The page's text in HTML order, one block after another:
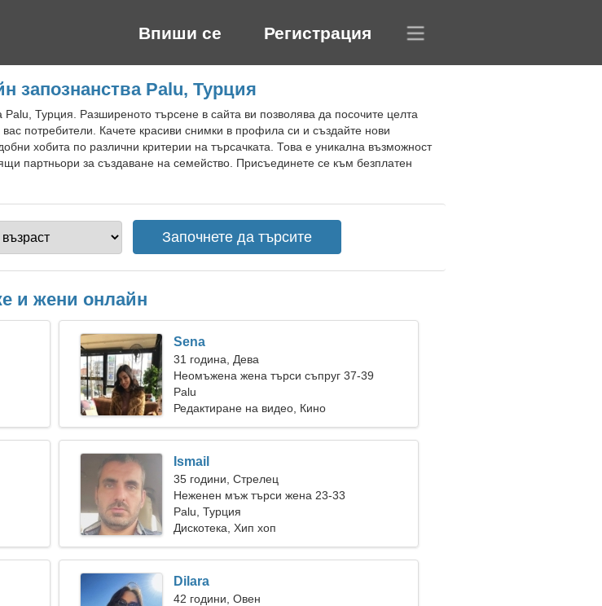
Впиши се Регистрация
запознанства Palu, Турция
Турция. Разширеното търсене в сайта ви позволява да посочите целта
потребители. Качете красиви снимки в профила си и създайте нови
хобита по различни критерии на търсачката. Това е уникална възможност
партньори за създаване на семейство. Присъединете се към безплатен
и жени онлайн
Sena
31 година, Дева
Неомъжена жена търси съпруг 37-39
Palu
Редактиране на видео, Кино
Ismail
35 години, Стрелец
Неженен мъж търси жена 23-33
Palu, Турция
Дискотека, Хип хоп
Dilara
42 години, Овен